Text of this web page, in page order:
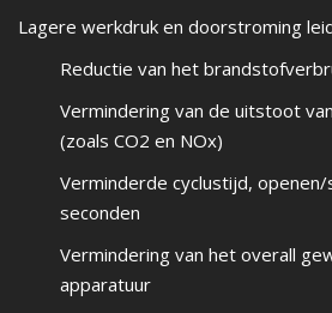
Lagere werkdruk en doorstroming
Reductie van het
Vermindering van de uitstoot
(zoals CO2 en NOx)
Verminderde cyclustijd,
seconden
Vermindering van het overall
apparatuur